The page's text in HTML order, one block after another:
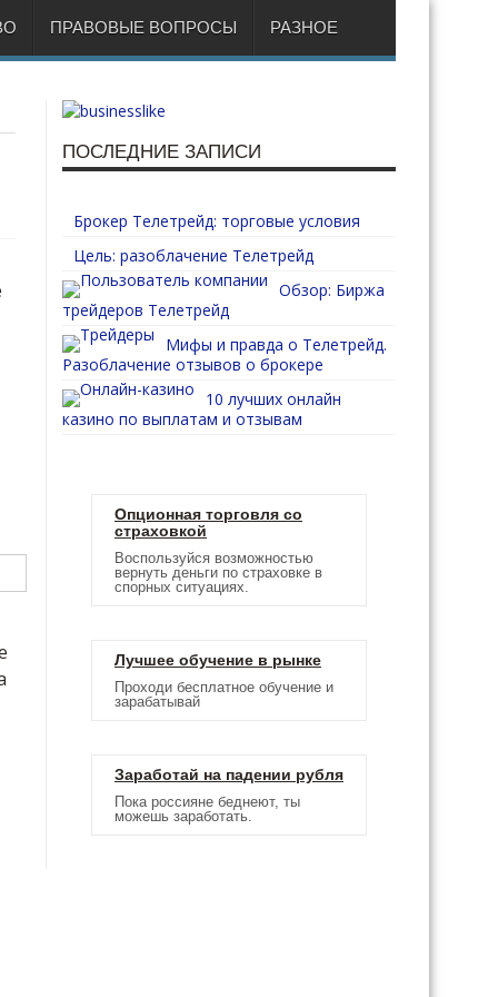
ПРАВОВЫЕ ВОПРОСЫ РАЗНОЕ
ПОСЛЕДНИЕ ЗАПИСИ
Брокер Телетрейд: торговые условия
Цель: разоблачение Телетрейд
Обзор: Биржа
трейдеров Телетрейд
Мифы и правда о Телетрейд.
Разоблачение отзывов о брокере
10 лучших онлайн
казино по выплатам и отзывам
Опционная торговля со
страховкой
Воспользуйся возможностью
вернуть деньги по страховке в
спорных ситуациях.
Лучшее обучение в рынке
Проходи бесплатное обучение и
зарабатывай
Заработай на падении рубля
Пока россияне беднеют, ты
можешь заработать.